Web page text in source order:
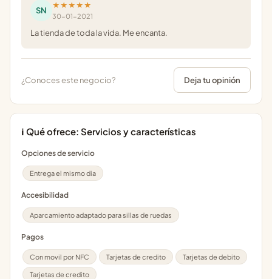
SN
★★★★★
30-01-2021
La tienda de toda la vida. Me encanta.
¿Conoces este negocio? Deja tu opinión
ℹ️ Qué ofrece: Servicios y características
Opciones de servicio
Entrega el mismo dia
Accesibilidad
Aparcamiento adaptado para sillas de ruedas
Pagos
Con movil por NFC Tarjetas de credito Tarjetas de debito
Tarjetas de credito